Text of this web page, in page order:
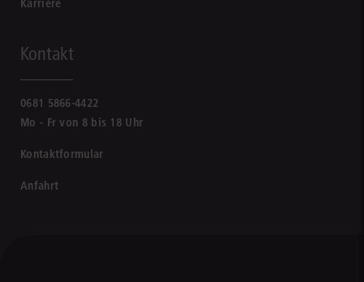
Karriere
Kontakt
0681 5866-4422
Mo - Fr von 8 bis 18 Uhr
Kontaktformular
Anfahrt